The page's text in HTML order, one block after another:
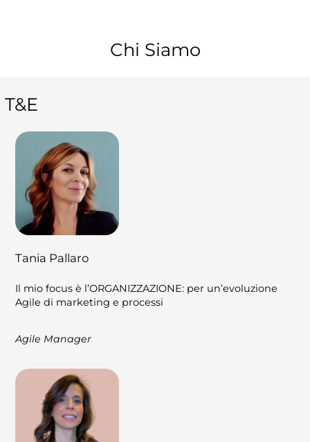
Chi Siamo
T&E
Tania Pallaro
Il mio focus è l’ORGANIZZAZIONE: per un’evoluzione
Agile di marketing e processi
Agile Manager